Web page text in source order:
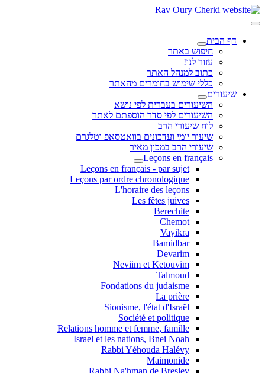
דף הבית
חיפוש באתר
עזור לנו!
כתוב למנהל האתר
כללי שימוש בחומרים מהאתר
שיעורים
השיעורים בעברית לפי נושא
השיעורים לפי סדר הוספתם לאתר
לוח שיעורי הרב
שיעור יומי ועדכונים בוואטסאפ וטלגרם
שיעורי הרב במכון מאיר
Leçons en français
Leçons en français - par sujet
Leçons par ordre chronologique
L'horaire des leçons
Les fêtes juives
Berechite
Chemot
Vayikra
Bamidbar
Devarim
Neviim et Ketouvim
Talmoud
Fondations du judaisme
La prière
Sionisme, l'état d'Israël
Société et politique
Relations homme et femme, famille
Israel et les nations, Bnei Noah
Rabbi Yéhouda Halévy
Maimonide
Rabbi Na'hman de Breslev